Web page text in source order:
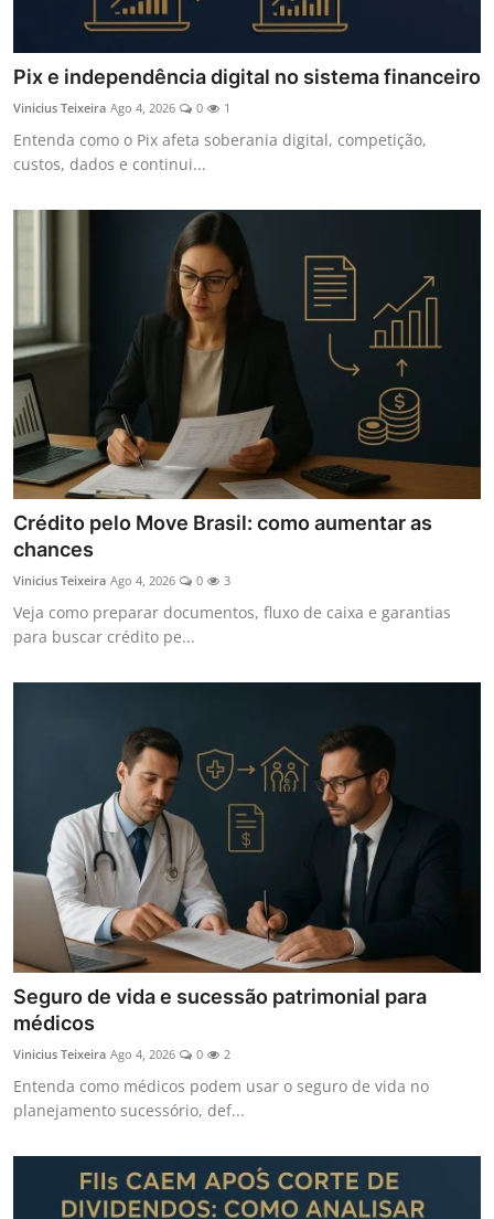
Pix e independência digital no sistema financeiro
Vinicius Teixeira Ago 4, 2026 0 1
Entenda como o Pix afeta soberania digital, competição,
custos, dados e continui...
Crédito pelo Move Brasil: como aumentar as
chances
Vinicius Teixeira Ago 4, 2026 0 3
Veja como preparar documentos, fluxo de caixa e garantias
para buscar crédito pe...
Seguro de vida e sucessão patrimonial para
médicos
Vinicius Teixeira Ago 4, 2026 0 2
Entenda como médicos podem usar o seguro de vida no
planejamento sucessório, def...